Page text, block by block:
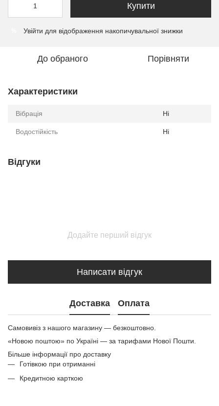
Купити
Увійти для відображення накопичувальної знижки
До обраного Порівняти
Характеристики
Вібрація Ні
Водостійкість Ні
Відгуки
Додайте перший відгук
Написати відгук
Доставка Оплата
Самовивіз з нашого магазину — безкоштовно.
«Новою поштою» по Україні — за тарифами Нової Пошти.
Більше інформації про доставку
Готівкою при отриманні
Кредитною карткою